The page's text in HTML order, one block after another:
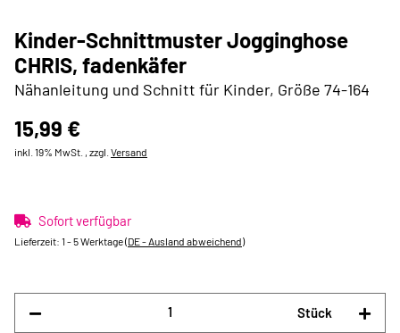
Kinder-Schnittmuster Jogginghose
CHRIS, fadenkäfer
Nähanleitung und Schnitt für Kinder, Größe 74-164
15,99 €
inkl. 19% MwSt. , zzgl. Versand
Sofort verfügbar
Lieferzeit: 1 - 5 Werktage(DE - Ausland abweichend)
Stück